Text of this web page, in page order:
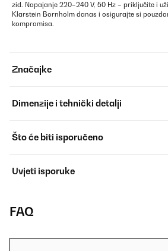
zid. Napajanje 220–240 V, 50 Hz – priključite i
Klarstein Bornholm danas i osigurajte si
kompromisa.
Značajke
Dimenzije i tehnički detalji
Što će biti isporučeno
Uvjeti isporuke
FAQ